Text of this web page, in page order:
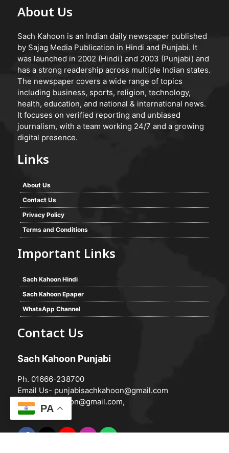
About Us
Sach Kahoon is an Indian daily newspaper published
by Sajag Media Publication in Hindi and Punjabi. It
was launched in 2002 (Hindi) and 2003 (Punjabi) and
has a strong readership across multiple Indian states.
The newspaper covers a wide range of topics
including business, sports, religion, technology,
health, education, and national & international news.
It focuses on verified reporting and unbiased
journalism, with a team working 24/7 and a growing
digital presence.
Links
About Us
Contact Us
Privacy Policy
Terms and Conditions
Important Links
Sach Kahoon Hindi
Sach Kahoon Epaper
WhatsApp Channel
Contact Us
Sach Kahoon Punjabi
Ph. 01666-238700
Email Us- punjabisachkahoon@gmail.com
hindisachkahoon@gmail.com,
PA